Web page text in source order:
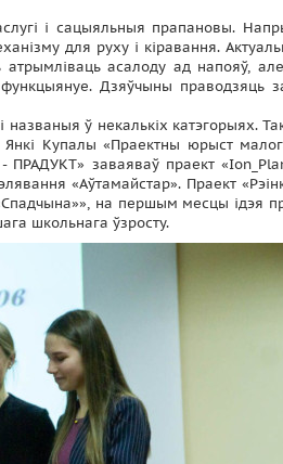
і сацыяльныя прапановы.
для руху і кіравання.
асалоду ад напояў,
Дзяўчыны
ў некалькіх катэгорыях.
Купалы «Праектны юрыст
ПРАДУКТ» заваяваў праект
«Аўтамайстар». Праект
на першым месцы ідэя
школьнага ўзросту.